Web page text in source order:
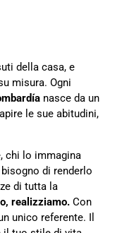
della casa, e
misura. Ogni
nasce da un
le sue abitudini,
chi lo immagina
di renderlo
di tutta la
realizziamo. Con
unico referente. Il